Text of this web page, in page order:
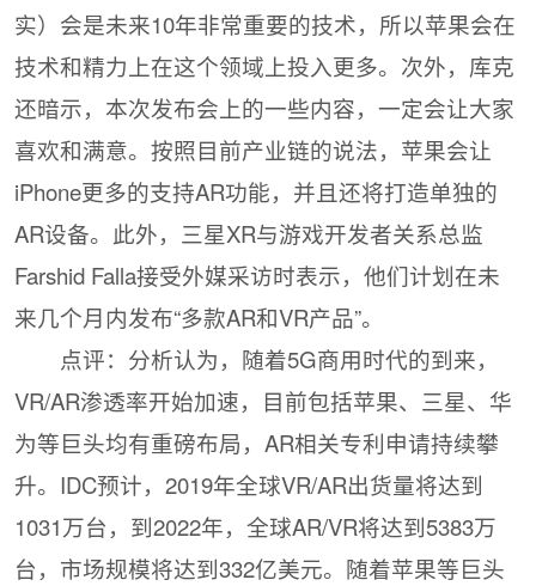
实）会是未来10年非常重要的技术，所以苹果会在
技术和精力上在这个领域上投入更多。次外，库克
还暗示，本次发布会上的一些内容，一定会让大家
喜欢和满意。按照目前产业链的说法，苹果会让
iPhone更多的支持AR功能，并且还将打造单独的
AR设备。此外，三星XR与游戏开发者关系总监
Farshid Falla接受外媒采访时表示，他们计划在未
来几个月内发布“多款AR和VR产品”。
点评：分析认为，随着5G商用时代的到来，
VR/AR渗透率开始加速，目前包括苹果、三星、华
为等巨头均有重磅布局，AR相关专利申请持续攀
升。IDC预计，2019年全球VR/AR出货量将达到
1031万台，到2022年，全球AR/VR将达到5383万
台，市场规模将达到332亿美元。随着苹果等巨头